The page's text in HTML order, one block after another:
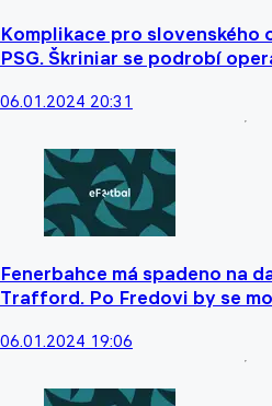
Komplikace pro slovenského
PSG. Škriniar se podrobí
06.01.2024 20:31
Fenerbahce má spadeno na
Trafford. Po Fredovi by se
06.01.2024 19:06